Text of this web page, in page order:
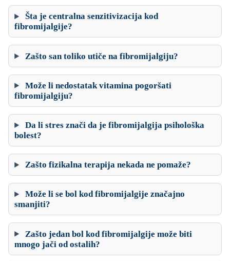
Šta je centralna senzitivizacija kod
fibromijalgije?
Zašto san toliko utiče na fibromijalgiju?
Može li nedostatak vitamina pogoršati
fibromijalgiju?
Da li stres znači da je fibromijalgija psihološka
bolest?
Zašto fizikalna terapija nekada ne pomaže?
Može li se bol kod fibromijalgije značajno
smanjiti?
Zašto jedan bol kod fibromijalgije može biti
mnogo jači od ostalih?